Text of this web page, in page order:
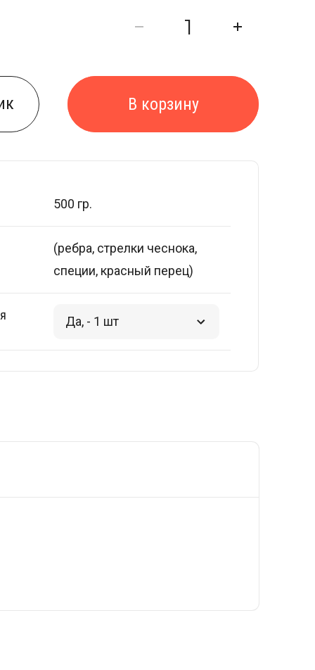
В корзину
500 гр.
(ребра, стрелки чеснока,
специи, красный перец)
Да, - 1 шт